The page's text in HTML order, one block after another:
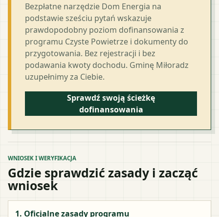
Bezpłatne narzędzie Dom Energia na
podstawie sześciu pytań wskazuje
prawdopodobny poziom dofinansowania z
programu Czyste Powietrze i dokumenty do
przygotowania. Bez rejestracji i bez
podawania kwoty dochodu. Gminę Miłoradz
uzupełnimy za Ciebie.
Sprawdź swoją ścieżkę
dofinansowania
WNIOSEK I WERYFIKACJA
Gdzie sprawdzić zasady i zacząć
wniosek
1. Oficjalne zasady programu